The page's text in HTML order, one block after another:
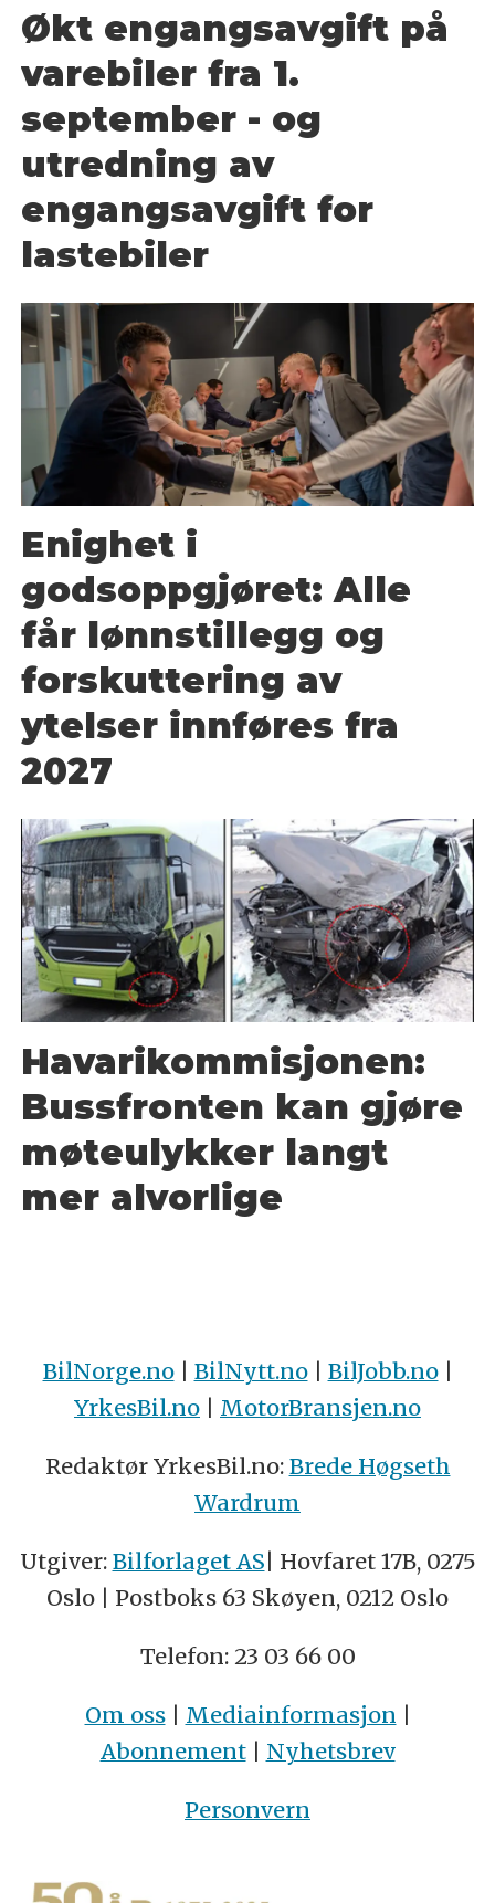
Økt engangsavgift på
varebiler fra 1.
september - og
utredning av
engangsavgift for
lastebiler
Enighet i
godsoppgjøret: Alle
får lønnstillegg og
forskuttering av
ytelser innføres fra
2027
Havarikommisjonen:
Bussfronten kan gjøre
møteulykker langt
mer alvorlige
BilNorge.no| BilNytt.no| BilJobb.no|
YrkesBil.no | MotorBransjen.no
Redaktør YrkesBil.no: Brede Høgseth
Wardrum
Utgiver: Bilforlaget AS| Hovfaret 17B, 0275
Oslo | Postboks 63 Skøyen, 0212 Oslo
Telefon: 23 03 66 00
Om oss| Mediainformasjon |
Abonnement| Nyhetsbrev
Personvern